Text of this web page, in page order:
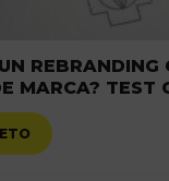
REBRANDING
MARCA? TEST